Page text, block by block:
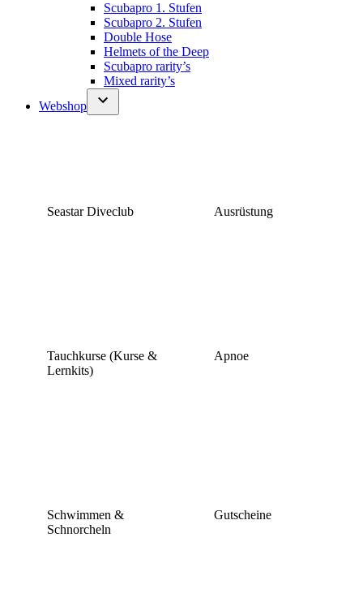
Scubapro 1. Stufen
Scubapro 2. Stufen
Double Hose
Helmets of the Deep
Scubapro rarity’s
Mixed rarity’s
Webshop
Seastar Diveclub Ausrüstung
Tauchkurse (Kurse &
Lernkits)
Apnoe
Schwimmen &
Schnorcheln
Gutscheine